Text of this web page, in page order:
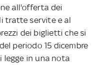
all'offerta dei
tratte servite e al
dei biglietti che si
periodo 15 dicembre
legge in una nota